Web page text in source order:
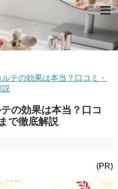
テの効果は本当？口コミ・
の効果は本当？口コ
で徹底解説
(PR)